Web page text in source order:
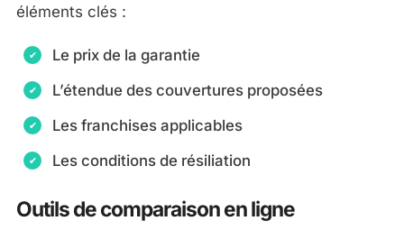
éléments clés :
Le prix de la garantie
L’étendue des couvertures proposées
Les franchises applicables
Les conditions de résiliation
Outils de comparaison en ligne